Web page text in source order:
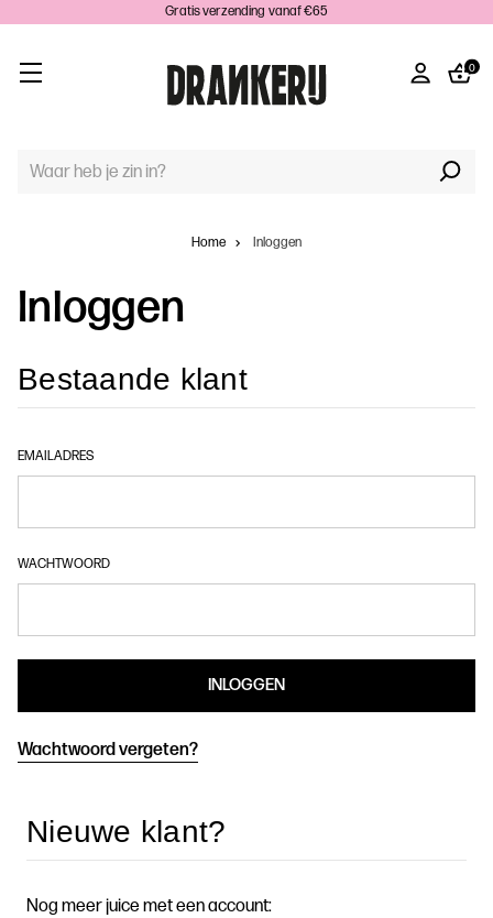
Gratis verzending vanaf €65
0
TREFWOORD
Home Inloggen
Inloggen
Bestaande klant
EMAILADRES
WACHTWOORD
Wachtwoord vergeten?
Nieuwe klant?
Nog meer juice met een account: